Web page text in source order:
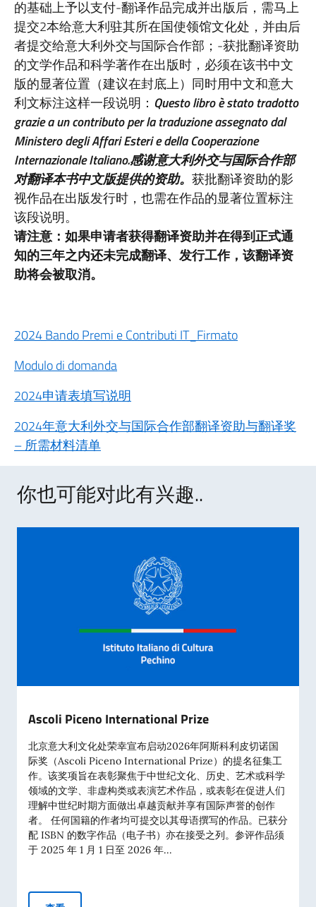
的基础上予以支付-翻译作品完成并出版后，需马上
提交2本给意大利驻其所在国使领馆文化处，并由后
者提交给意大利外交与国际合作部；-获批翻译资助
的文学作品和科学著作在出版时，必须在该书中文
版的显著位置（建议在封底上）同时用中文和意大
利文标注这样一段说明： Questo libro è stato tradotto
grazie a un contributo per la traduzione assegnato dal
Ministero degli Affari Esteri e della Cooperazione
Internazionale Italiano.感谢意大利外交与国际合作部
对翻译本书中文版提供的资助。 获批翻译资助的影
视作品在出版发行时，也需在作品的显著位置标注
该段说明。
请注意： 如果申请者获得翻译资助并在得到正式通
知的三年之内还未完成翻译、发行工作，该翻译资
助将会被取消。
2024 Bando Premi e Contributi IT_Firmato
Modulo di domanda
2024申请表填写说明
2024年意大利外交与国际合作部翻译资助与翻译奖
– 所需材料清单
你也可能对此有兴趣..
Ascoli Piceno International Prize
北京意大利文化处荣幸宣布启动2026年阿斯科利皮切诺国
际奖（Ascoli Piceno International Prize）的提名征集工
作。该奖项旨在表彰聚焦于中世纪文化、历史、艺术或科学
领域的文学、非虚构类或表演艺术作品，或表彰在促进人们
理解中世纪时期方面做出卓越贡献并享有国际声誉的创作
者。 任何国籍的作者均可提交以其母语撰写的作品。已获分
配 ISBN 的数字作品（电子书）亦在接受之列。参评作品须
于 2025 年 1 月 1 日至 2026 年...